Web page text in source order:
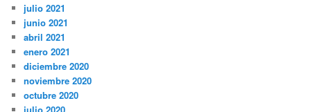
julio 2021
junio 2021
abril 2021
enero 2021
diciembre 2020
noviembre 2020
octubre 2020